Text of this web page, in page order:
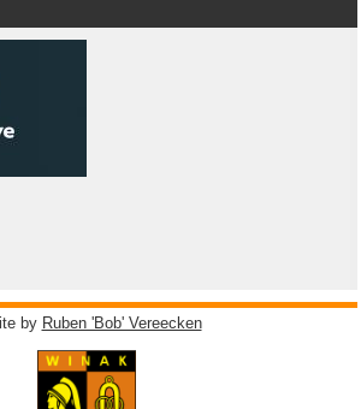
by Ruben 'Bob' Vereecken